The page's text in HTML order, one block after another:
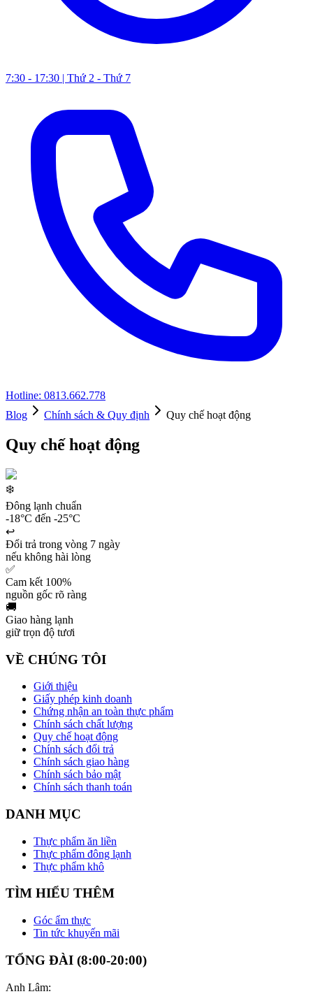
7:30 - 17:30 | Thứ 2 - Thứ 7
Hotline: 0813.662.778
Blog
Chính sách & Quy định Quy chế hoạt động
Quy chế hoạt động
❄️
Đông lạnh chuẩn
-18°C đến -25°C
↩️
Đổi trả trong vòng 7 ngày
nếu không hài lòng
✅
Cam kết 100%
nguồn gốc rõ ràng
🚚
Giao hàng lạnh
giữ trọn độ tươi
VỀ CHÚNG TÔI
Giới thiệu
Giấy phép kinh doanh
Chứng nhận an toàn thực phẩm
Chính sách chất lượng
Quy chế hoạt động
Chính sách đổi trả
Chính sách giao hàng
Chính sách bảo mật
Chính sách thanh toán
DANH MỤC
Thực phẩm ăn liền
Thực phẩm đông lạnh
Thực phẩm khô
TÌM HIỂU THÊM
Góc ẩm thực
Tin tức khuyến mãi
TỔNG ĐÀI (8:00-20:00)
Anh Lâm: